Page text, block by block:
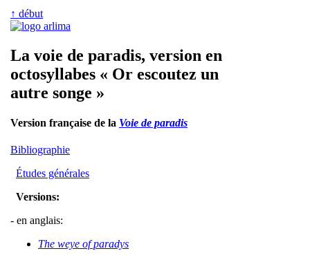
↑ début
La voie de paradis, version en
octosyllabes « Or escoutez un
autre songe »
Version française de la Voie de paradis
Bibliographie
Études générales
Versions:
- en anglais:
The weye of paradys